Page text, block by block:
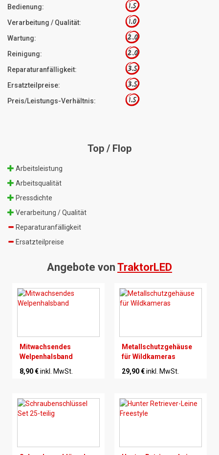
Bedienung: 1.5
Verarbeitung / Qualität: 1.0
Wartung: 2.0
Reinigung: 2.0
Reparaturanfälligkeit: 3.5
Ersatzteilpreise: 3.5
Preis/Leistungs-Verhältnis: 1.5
Top / Flop
Arbeitsleistung
Arbeitsqualität
Pressdichte
Verarbeitung / Qualität
Reparaturanfälligkeit
Ersatzteilpreise
Angebote von TraktorLED
Mitwachsendes
Welpenhalsband
8,90 €inkl. MwSt.
Metallschutzgehäuse
für Wildkameras
29,90 €inkl. MwSt.